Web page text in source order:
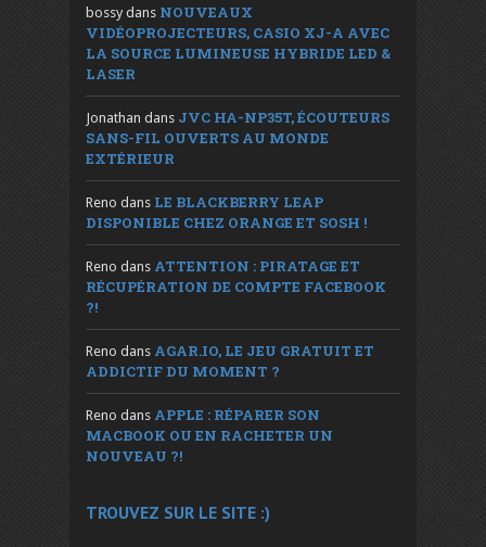
bossy dans NOUVEAUX
VIDÉOPROJECTEURS, CASIO XJ-A AVEC
LA SOURCE LUMINEUSE HYBRIDE LED &
LASER
Jonathan dans JVC HA-NP35T, ÉCOUTEURS
SANS-FIL OUVERTS AU MONDE
EXTÉRIEUR
Reno dans LE BLACKBERRY LEAP
DISPONIBLE CHEZ ORANGE ET SOSH !
Reno dans ATTENTION : PIRATAGE ET
RÉCUPÉRATION DE COMPTE FACEBOOK
?!
Reno dans AGAR.IO, LE JEU GRATUIT ET
ADDICTIF DU MOMENT ?
Reno dans APPLE : RÉPARER SON
MACBOOK OU EN RACHETER UN
NOUVEAU ?!
TROUVEZ SUR LE SITE :)